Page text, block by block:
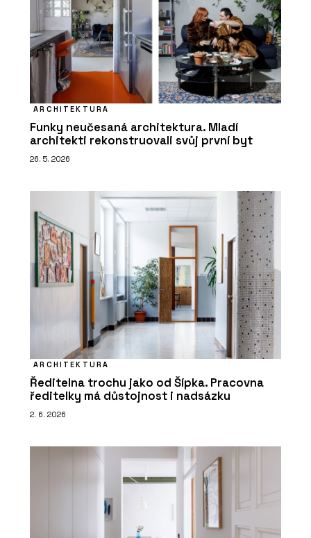
ARCHITEKTURA
Funky neučesaná architektura. Mladí
architekti rekonstruovali svůj první byt
26. 5. 2026
ARCHITEKTURA
Ředitelna trochu jako od Šípka. Pracovna
ředitelky má důstojnost i nadsázku
2. 6. 2026